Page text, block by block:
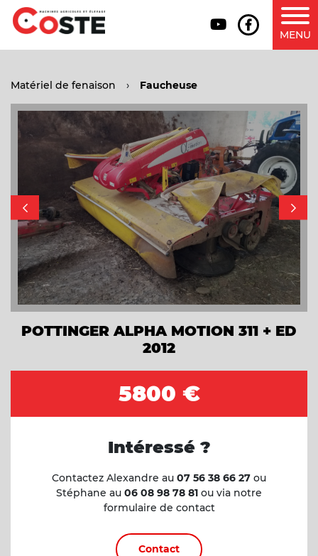
MENU
Matériel de fenaison › Faucheuse
POTTINGER ALPHA MOTION 311 + ED
2012
5800 €
Intéressé ?
Contactez Alexandre au 07 56 38 66 27 ou
Stéphane au 06 08 98 78 81 ou via notre
formulaire de contact
Contact